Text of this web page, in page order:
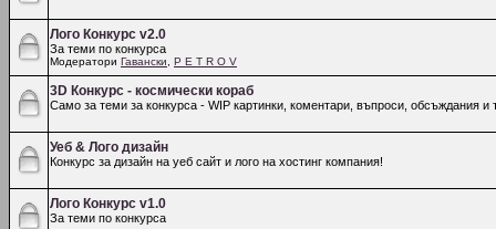
Лого Конкурс v2.0
За теми по конкурса
Модератори Гавански P E T R O V
3D Конкурс - космически кораб
Само за теми за конкурса - WIP картинки, коментари, въпроси, обсъждания и
Уеб & Лого дизайн
Конкурс за дизайн на уеб сайт и лого на хостинг компания!
Лого Конкурс v1.0
За теми по конкурса